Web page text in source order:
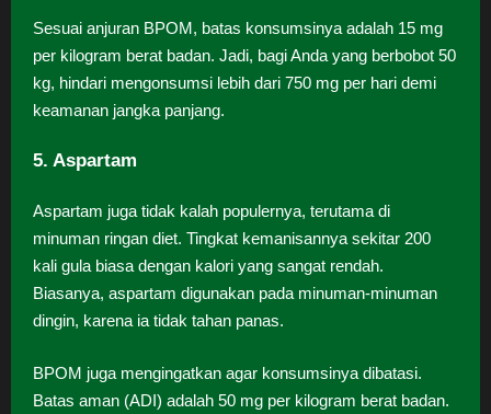
Sesuai anjuran BPOM, batas konsumsinya adalah 15 mg
per kilogram berat badan. Jadi, bagi Anda yang berbobot 50
kg, hindari mengonsumsi lebih dari 750 mg per hari demi
keamanan jangka panjang.
5. Aspartam
Aspartam juga tidak kalah populernya, terutama di
minuman ringan diet. Tingkat kemanisannya sekitar 200
kali gula biasa dengan kalori yang sangat rendah.
Biasanya, aspartam digunakan pada minuman-minuman
dingin, karena ia tidak tahan panas.
BPOM juga mengingatkan agar konsumsinya dibatasi.
Batas aman (ADI) adalah 50 mg per kilogram berat badan.